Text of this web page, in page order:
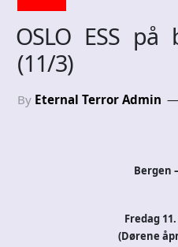
OSLO ESS
(11/3)
By Eternal Terror Admin
Bergen
Fredag
(Dørene